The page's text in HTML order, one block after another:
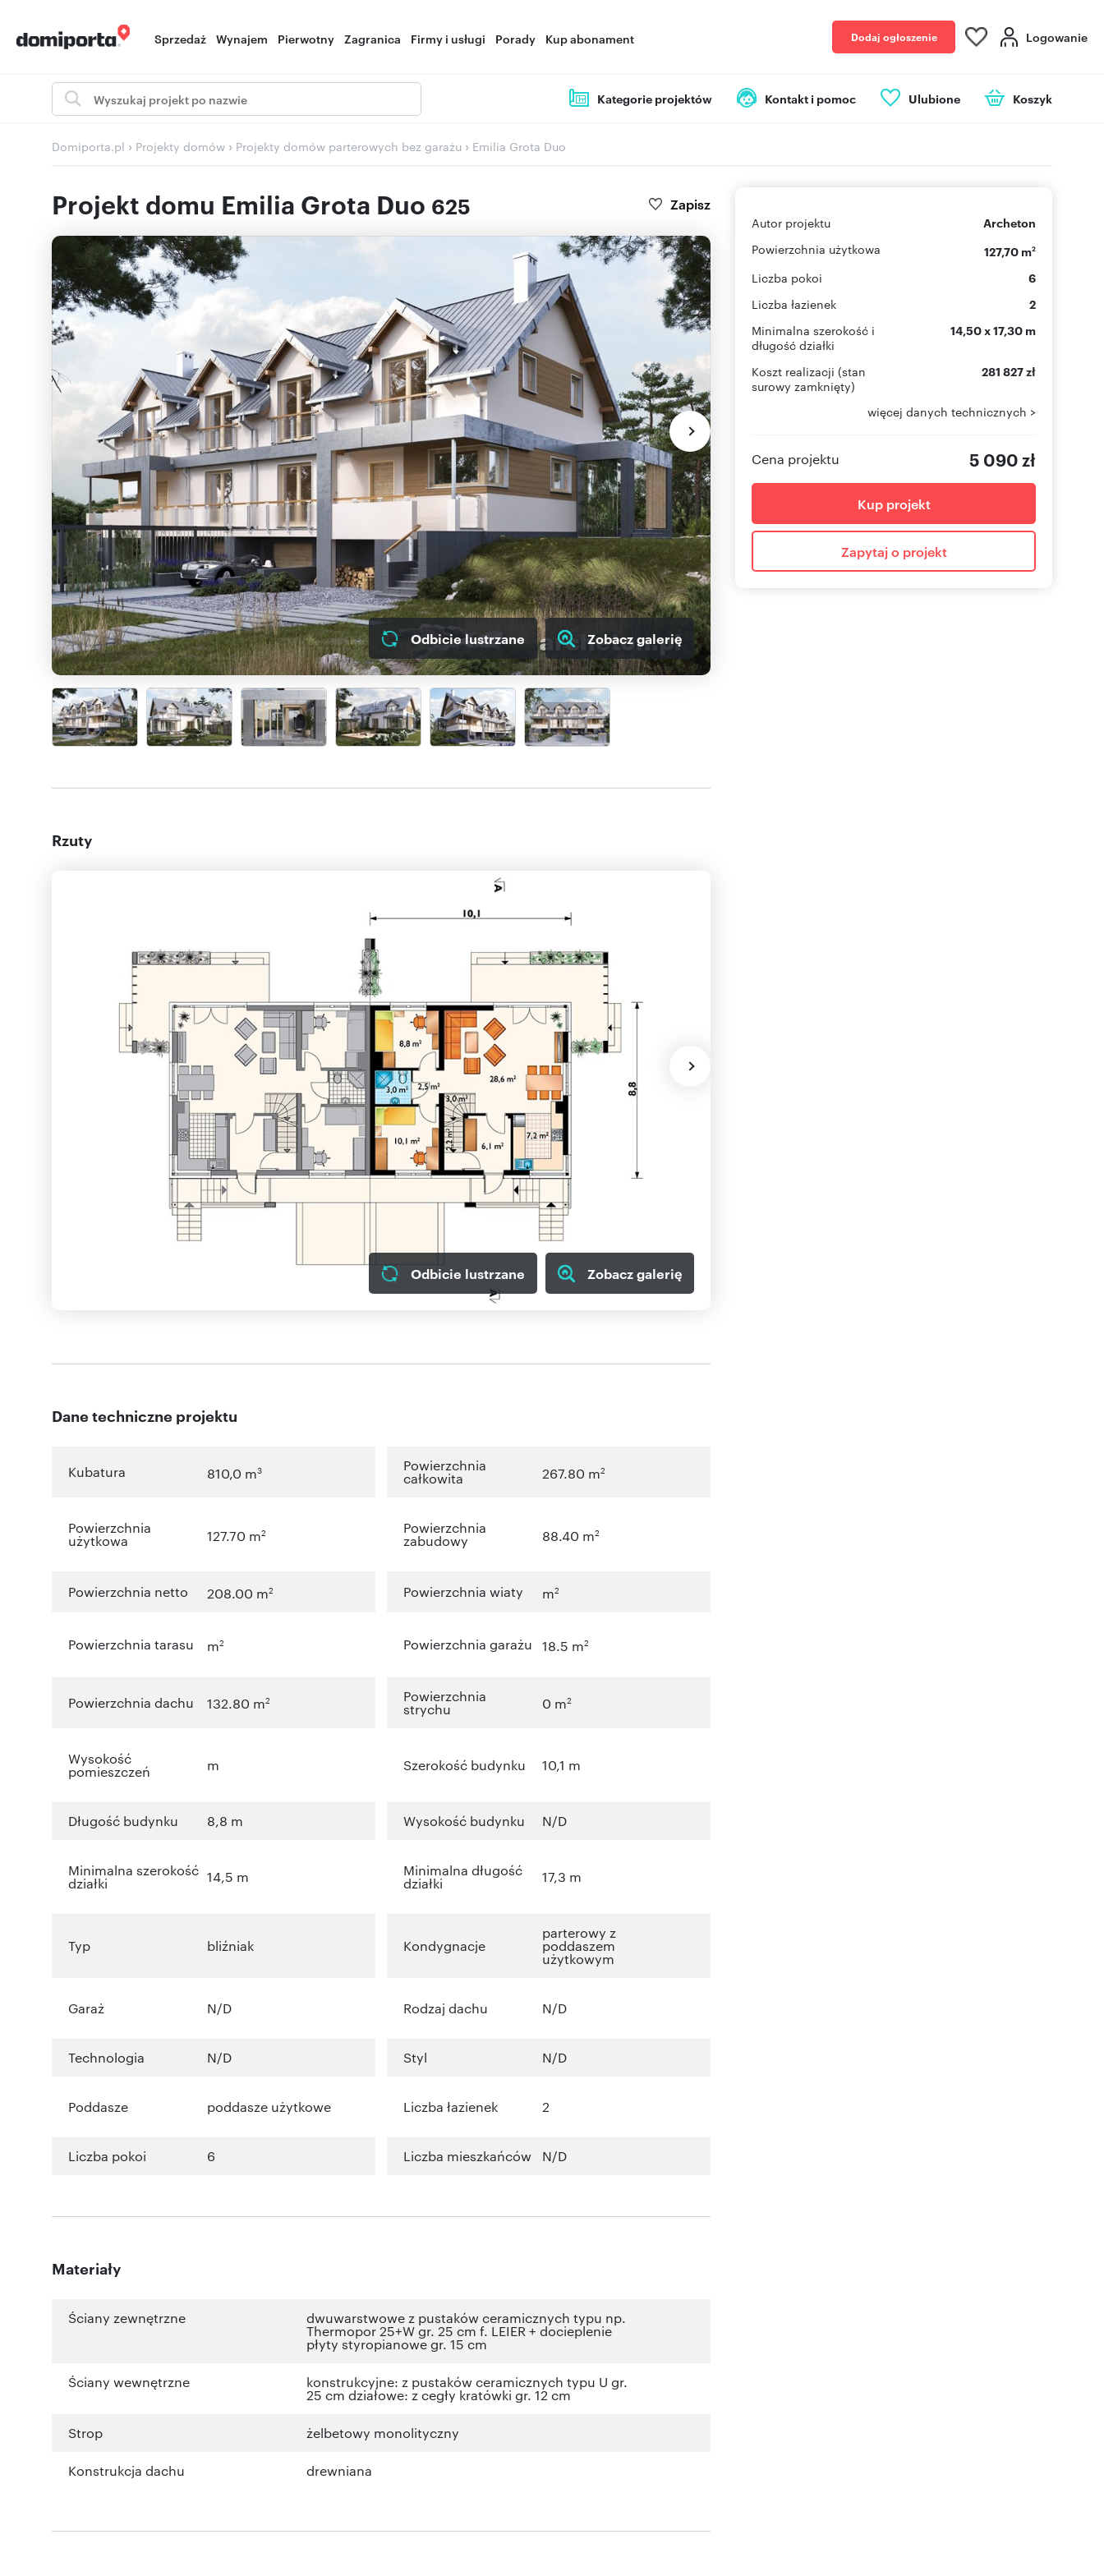
Sprzedaż Wynajem Pierwotny Zagranica Firmy i usługi Porady Kup abonament Dodaj ogłoszenie Logowanie
Kategorie projektów Kontakt i pomoc Ulubione Koszyk
Domiporta.pl › Projekty domów › Projekty domów parterowych bez garażu › Emilia Grota Duo
Projekt domu Emilia Grota Duo 625 Zapisz
Odbicie lustrzane Zobacz galerię
Rzuty
Odbicie lustrzane Zobacz galerię
Dane techniczne projektu
Kubatura 810,0 m3 Powierzchnia
całkowita 267.80 m2
Powierzchnia
użytkowa 127.70 m2 Powierzchnia
zabudowy 88.40 m2
Powierzchnia netto 208.00 m2 Powierzchnia wiaty m2
Powierzchnia tarasu m2 Powierzchnia garażu 18.5 m2
Powierzchnia dachu 132.80 m2 Powierzchnia
strychu 0 m2
Wysokość
pomieszczeń m Szerokość budynku 10,1 m
Długość budynku 8,8 m Wysokość budynku N/D
Minimalna szerokość
działki 14,5 m Minimalna długość
działki 17,3 m
Typ bliźniak Kondygnacje
parterowy z
poddaszem
użytkowym
Garaż N/D Rodzaj dachu N/D
Technologia N/D Styl N/D
Poddasze poddasze użytkowe Liczba łazienek 2
Liczba pokoi 6 Liczba mieszkańców N/D
Materiały
Ściany zewnętrzne dwuwarstwowe z pustaków ceramicznych typu np.
Thermopor 25+W gr. 25 cm f. LEIER + docieplenie
płyty styropianowe gr. 15 cm
Ściany wewnętrzne konstrukcyjne: z pustaków ceramicznych typu U gr.
25 cm działowe: z cegły kratówki gr. 12 cm
Strop żelbetowy monolityczny
Konstrukcja dachu drewniana
Autor projektu Archeton
Powierzchnia użytkowa 127,70 m2
Liczba pokoi 6
Liczba łazienek 2
Minimalna szerokość i
długość działki
14,50 x 17,30 m
Koszt realizacji (stan
surowy zamknięty)
281 827 zł
więcej danych technicznych >
Cena projektu 5 090 zł
Kup projekt
Zapytaj o projekt